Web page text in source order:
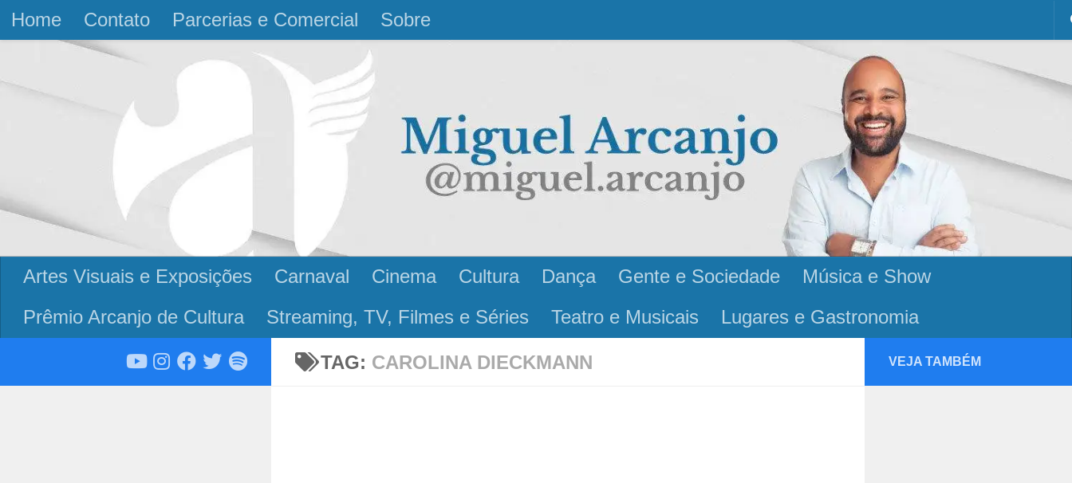
Skip to content
Home Contato Parcerias e Comercial Sobre
Artes Visuais e Exposições Carnaval Cinema Cultura Dança Gente e Sociedade
Música e Show
Prêmio Arcanjo de Cultura
Streaming, TV, Filmes e Séries Teatro e Musicais Lugares e Gastronomia
TAG: CAROLINA DIECKMANN VEJA TAMBÉM